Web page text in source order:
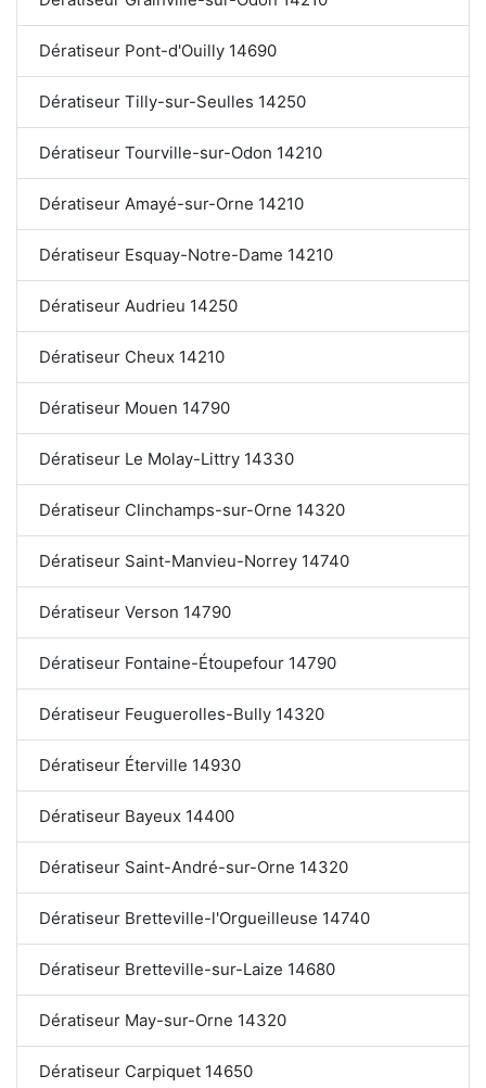
Dératiseur Pont-d'Ouilly 14690
Dératiseur Tilly-sur-Seulles 14250
Dératiseur Tourville-sur-Odon 14210
Dératiseur Amayé-sur-Orne 14210
Dératiseur Esquay-Notre-Dame 14210
Dératiseur Audrieu 14250
Dératiseur Cheux 14210
Dératiseur Mouen 14790
Dératiseur Le Molay-Littry 14330
Dératiseur Clinchamps-sur-Orne 14320
Dératiseur Saint-Manvieu-Norrey 14740
Dératiseur Verson 14790
Dératiseur Fontaine-Étoupefour 14790
Dératiseur Feuguerolles-Bully 14320
Dératiseur Éterville 14930
Dératiseur Bayeux 14400
Dératiseur Saint-André-sur-Orne 14320
Dératiseur Bretteville-l'Orgueilleuse 14740
Dératiseur Bretteville-sur-Laize 14680
Dératiseur May-sur-Orne 14320
Dératiseur Carpiquet 14650